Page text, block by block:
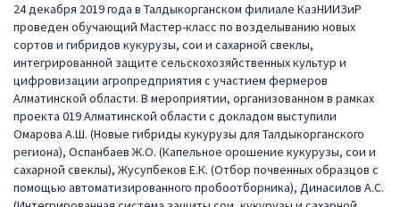
24 декабря 2019 года в Талдыкорганском филиале КазНИИЗиР
проведен обучающий Мастер-класс по возделыванию новых
сортов и гибридов кукурузы, сои и сахарной свеклы,
интегрированной защите сельскохозяйственных культур и
цифровизации агропредприятия с участием фермеров
Алматинской области. В мероприятии, организованном в рамках
проекта 019 Алматинской области с докладом выступили
Омарова А.Ш. (Новые гибриды кукурузы для Талдыкорганского
региона), Оспанбаев Ж.О. (Капельное орошение кукурузы, сои и
сахарной свеклы), Жусупбеков Е.К. (Отбор почвенных образцов с
помощью автоматизированного пробоотборника), Динасилов А.С.